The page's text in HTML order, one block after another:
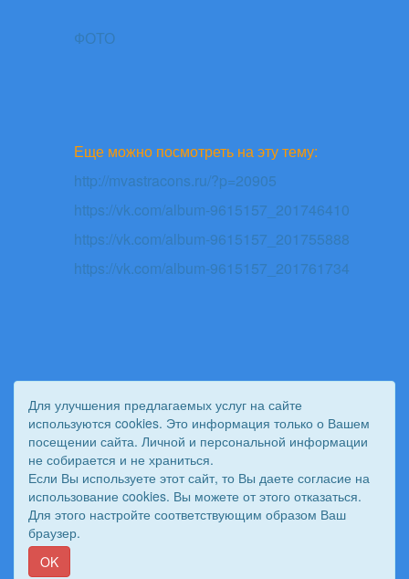
ФОТО
Еще можно посмотреть на эту тему:
http://mvastracons.ru/?p=20905
https://vk.com/album-9615157_201746410
https://vk.com/album-9615157_201755888
https://vk.com/album-9615157_201761734
© 2011 - 2026 Вестник Астраханского казачьего войска. Все
права защищены.
Сайт создан при поддержке «
Для улучшения предлагаемых услуг на сайте
используются cookies. Это информация только о Вашем
посещении сайта. Личной и персональной информации
не собирается и не храниться.
Если Вы используете этот сайт, то Вы даете согласие на
использование cookies. Вы можете от этого отказаться.
Для этого настройте соответствующим образом Ваш
браузер.
OK